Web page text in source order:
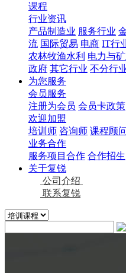
课程
行业资讯
产品制造业 服务行业
流 国际贸易 电商 IT行
农林牧渔水利 电力与
政府 其它行业 不分行
为您服务
会员服务
注册为会员 会员卡政策
欢迎加盟
培训师 咨询师 课程顾问
业务合作
服务项目合作 合作招生
关于复锐
公司介绍
联系复锐